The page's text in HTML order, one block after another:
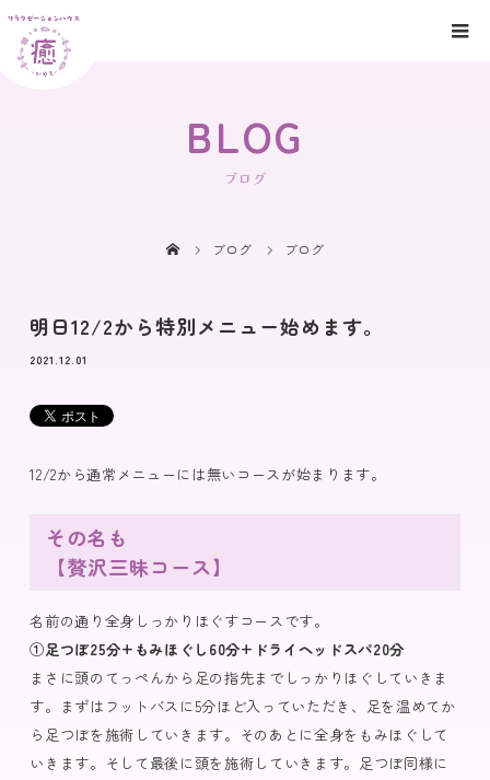
BLOG
ブログ
ブログ ブログ
明日12/2から特別メニュー始めます。
2021.12.01
12/2から通常メニューには無いコースが始まります。
その名も
【贅沢三昧コース】
名前の通り全身しっかりほぐすコースです。
①足つぼ25分+もみほぐし60分+ドライヘッドスパ20分
まさに頭のてっぺんから足の指先までしっかりほぐしていきま
す。まずはフットバスに5分ほど入っていただき、足を温めてか
ら足つぼを施術していきます。そのあとに全身をもみほぐして
いきます。そして最後に頭を施術していきます。足つぼ同様に